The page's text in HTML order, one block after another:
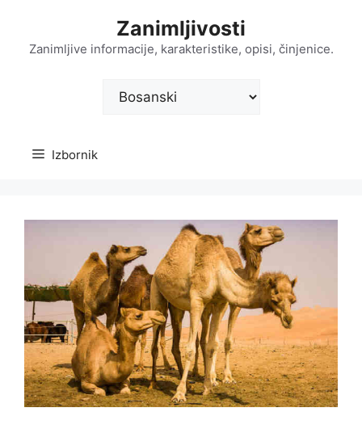
sadržaj
Zanimljivosti
Zanimljive informacije, karakteristike, opisi, činjenice.
Odaberite
Izbornik